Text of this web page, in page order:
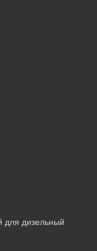
для дизельный